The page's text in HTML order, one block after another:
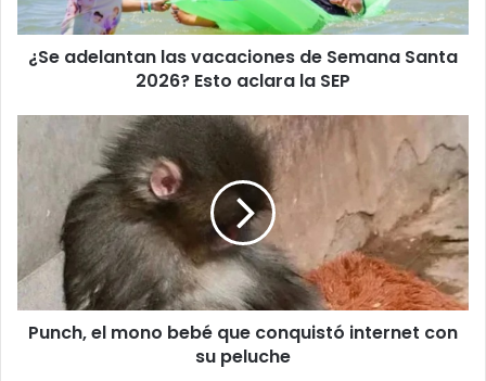
2026?
Esto
aclara
¿Se adelantan las vacaciones de Semana Santa
2026? Esto aclara la SEP
Punch,
el
mono
conquistó
internet
con
su
peluche
Punch, el mono bebé que conquistó internet con
su peluche